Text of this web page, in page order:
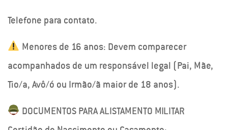
Telefone para contato.
Menores de 16 anos: Devem comparecer
acompanhados de um responsável legal (Pai, Mãe,
Tio/a, Avô/ó ou Irmão/ã maior de 18 anos).
DOCUMENTOS PARA ALISTAMENTO MILITAR